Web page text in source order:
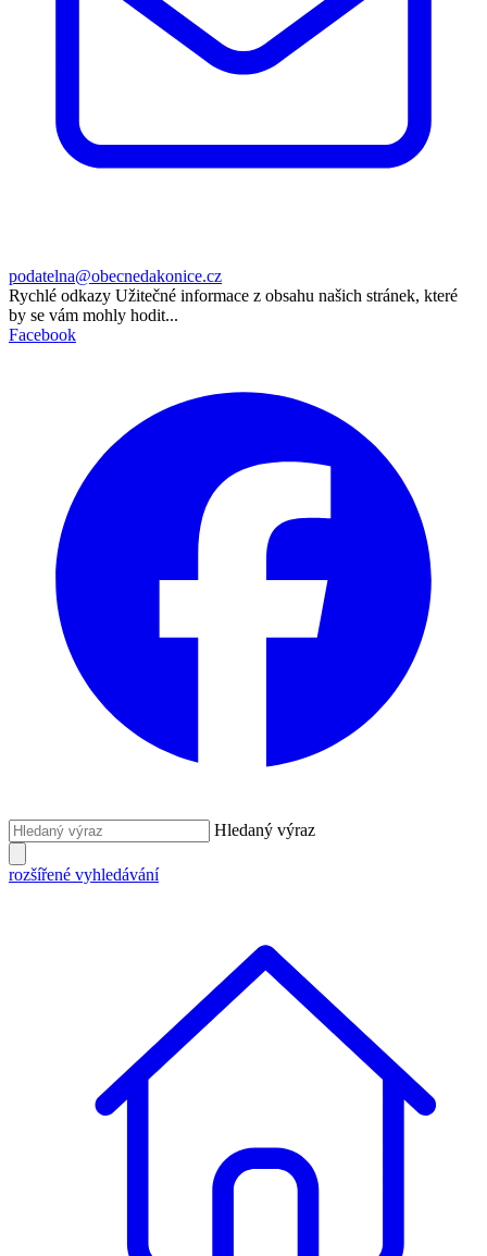
podatelna@obecnedakonice.cz
Rychlé odkazy Užitečné informace z obsahu našich stránek, které
by se vám mohly hodit...
Facebook
Hledaný výraz
rozšířené vyhledávání